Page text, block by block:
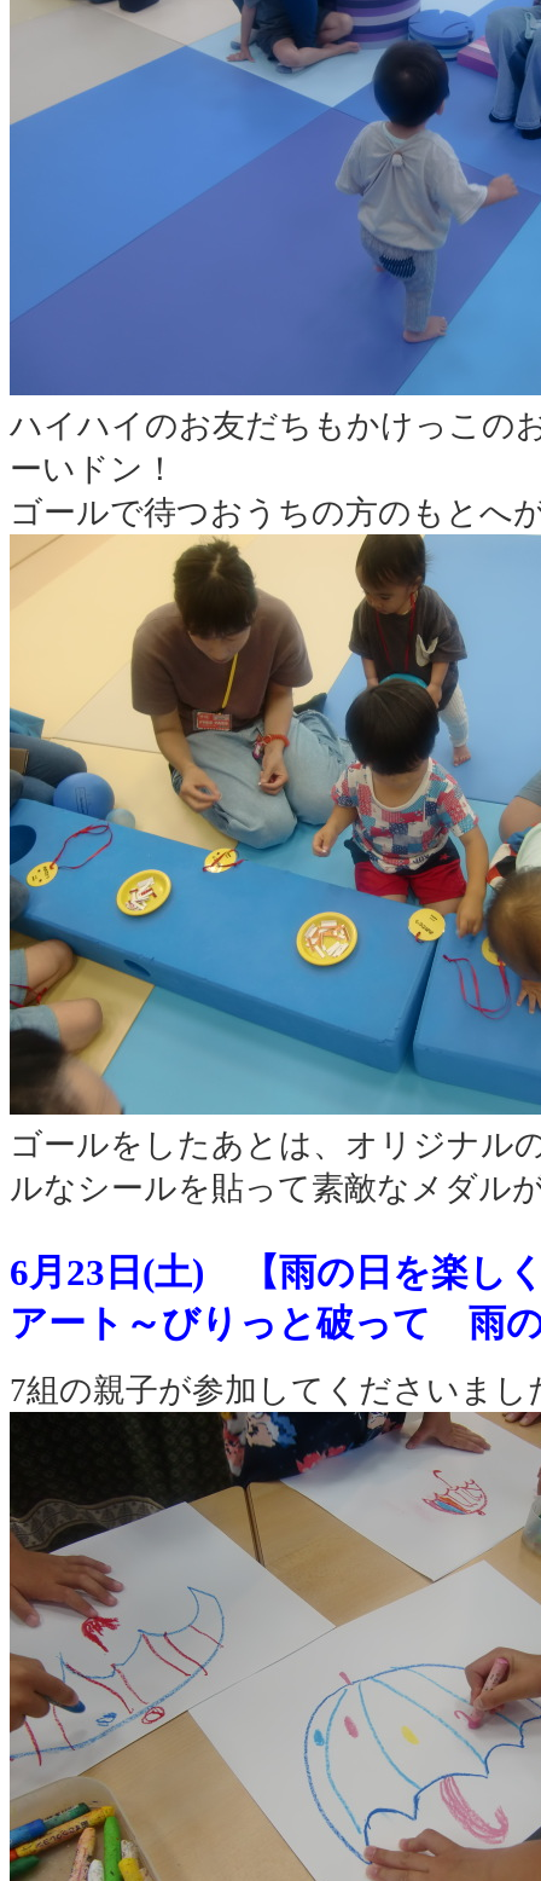
ハイハイのお友だちもかけっこの
ーいドン！
ゴールで待つおうちの方のもとへ
ゴールをしたあとは、オリジナル
ルなシールを貼って素敵なメダル
6月23日(土) 【雨の日を楽し
アート～びりっと破って 雨
7組の親子が参加してくださいまし